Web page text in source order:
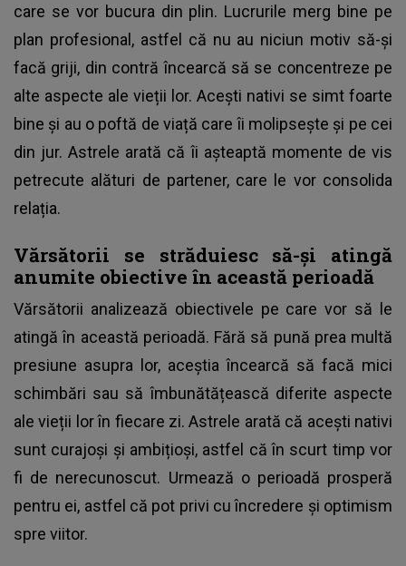
care se vor bucura din plin. Lucrurile merg bine pe
plan profesional, astfel că nu au niciun motiv să-și
facă griji, din contră încearcă să se concentreze pe
alte aspecte ale vieții lor. Acești nativi se simt foarte
bine și au o poftă de viață care îi molipsește și pe cei
din jur. Astrele arată că îi așteaptă momente de vis
petrecute alături de partener, care le vor consolida
relația.
Vărsătorii se străduiesc să-și atingă
anumite obiective în această perioadă
Vărsătorii analizează obiectivele pe care vor să le
atingă în această perioadă. Fără să pună prea multă
presiune asupra lor, aceștia încearcă să facă mici
schimbări sau să îmbunătățească diferite aspecte
ale vieții lor în fiecare zi. Astrele arată că acești nativi
sunt curajoși și ambițioși, astfel că în scurt timp vor
fi de nerecunoscut. Urmează o perioadă prosperă
pentru ei, astfel că pot privi cu încredere și optimism
spre viitor.